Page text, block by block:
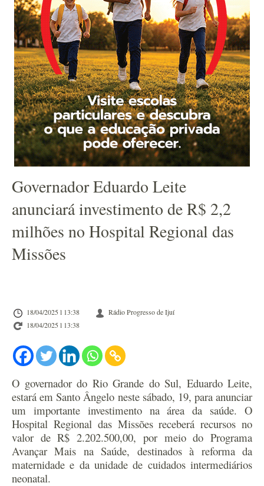
Governador Eduardo Leite
anunciará investimento de R$ 2,2
milhões no Hospital Regional das
Missões
18/04/2025 l 13:38
Rádio Progresso de Ijuí
18/04/2025 l 13:38
O governador do Rio Grande do Sul, Eduardo Leite,
estará em Santo Ângelo neste sábado, 19, para anunciar
um importante investimento na área da saúde. O
Hospital Regional das Missões receberá recursos no
valor de R$ 2.202.500,00, por meio do Programa
Avançar Mais na Saúde, destinados à reforma da
maternidade e da unidade de cuidados intermediários
neonatal.